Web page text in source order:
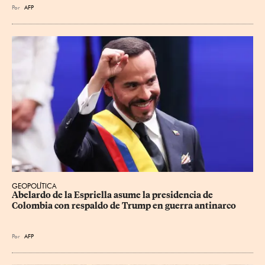
Por AFP
GEOPOLÍTICA
Abelardo de la Espriella asume la presidencia de
Colombia con respaldo de Trump en guerra antinarco
Por AFP